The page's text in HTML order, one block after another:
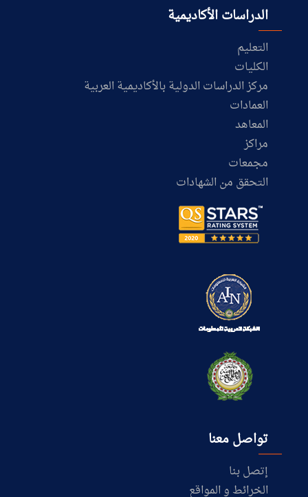
الدراسات الأكاديمية
التعليم
الكليات
مركز الدراسات الدولية بالأكاديمية العربية
العمادات
المعاهد
مراكز
مجمعات
التحقق من الشهادات
تواصل معنا
إتصل بنا
الخرائط و المواقع